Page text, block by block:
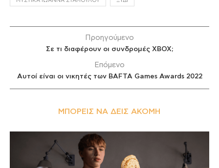
Προηγούμενο
Σε τι διαφέρουν οι συνδρομές XBOX;
Επόμενο
Αυτοί είναι οι νικητές των BAFTA Games Awards 2022
ΜΠΟΡΕΊΣ ΝΑ ΔΕΙΣ ΑΚΌΜΗ